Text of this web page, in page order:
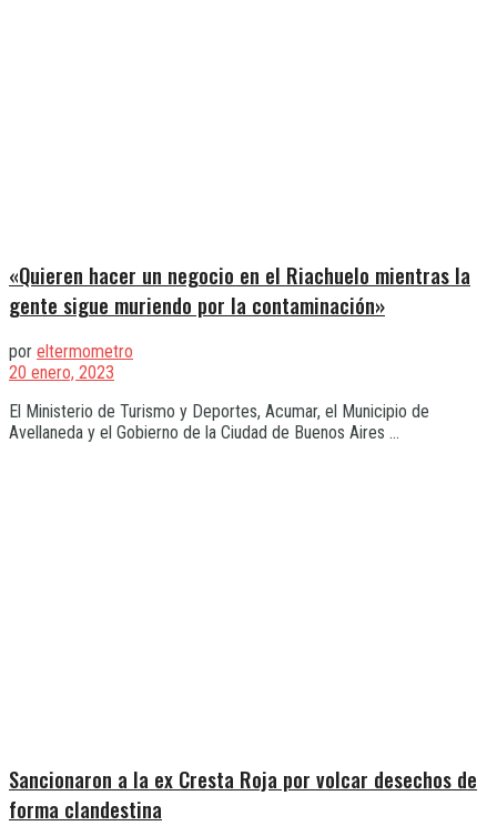
«Quieren hacer un negocio en el Riachuelo mientras la
gente sigue muriendo por la contaminación»
por eltermometro
20 enero, 2023
El Ministerio de Turismo y Deportes, Acumar, el Municipio de
Avellaneda y el Gobierno de la Ciudad de Buenos Aires ...
Sancionaron a la ex Cresta Roja por volcar desechos de
forma clandestina